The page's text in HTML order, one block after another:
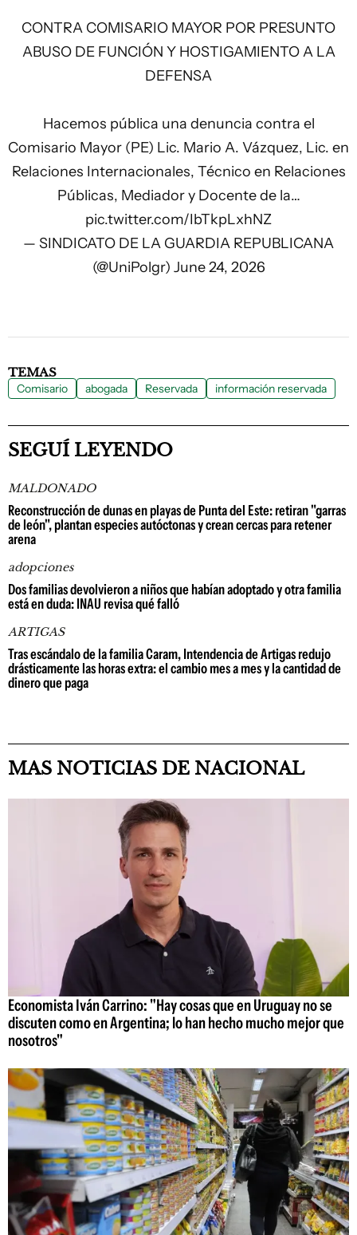
CONTRA COMISARIO MAYOR POR PRESUNTO
ABUSO DE FUNCIÓN Y HOSTIGAMIENTO A LA
DEFENSA
Hacemos pública una denuncia contra el
Comisario Mayor (PE) Lic. Mario A. Vázquez, Lic. en
Relaciones Internacionales, Técnico en Relaciones
Públicas, Mediador y Docente de la…
pic.twitter.com/IbTkpLxhNZ
— SINDICATO DE LA GUARDIA REPUBLICANA
(@UniPolgr) June 24, 2026
TEMAS
Comisario abogada Reservada información reservada
SEGUÍ LEYENDO
MALDONADO
Reconstrucción de dunas en playas de Punta del Este: retiran "garras
de león", plantan especies autóctonas y crean cercas para retener
arena
adopciones
Dos familias devolvieron a niños que habían adoptado y otra familia
está en duda: INAU revisa qué falló
ARTIGAS
Tras escándalo de la familia Caram, Intendencia de Artigas redujo
drásticamente las horas extra: el cambio mes a mes y la cantidad de
dinero que paga
MAS NOTICIAS DE NACIONAL
Economista Iván Carrino: "Hay cosas que en Uruguay no se
discuten como en Argentina; lo han hecho mucho mejor que
nosotros"